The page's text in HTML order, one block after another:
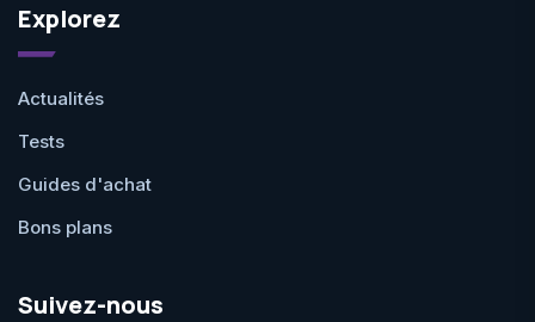
Explorez
Actualités
Tests
Guides d'achat
Bons plans
Suivez-nous